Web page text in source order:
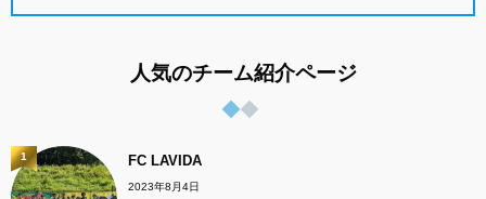
人気のチーム紹介ページ
FC LAVIDA
2023年8月4日
1